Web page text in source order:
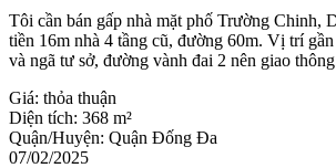
Tôi cần bán gấp nhà mặt phố Trường Chinh,
tiền 16m nhà 4 tầng cũ, đường 60m. Vị trí
và ngã tư sở, đường vành đai 2 nên giao
Giá: thỏa thuận
Diện tích: 368 m²
Quận/Huyện: Quận Đống Đa
07/02/2025